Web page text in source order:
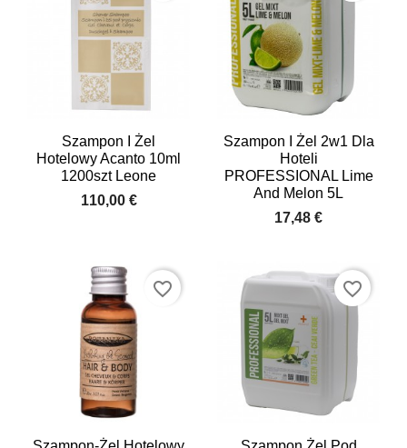
Szampon I Żel
Hotelowy Acanto 10ml
1200szt Leone
110,00 €
Szampon I Żel 2w1 Dla
Hoteli
PROFESSIONAL Lime
And Melon 5L
17,48 €
favorite_border favorite_border